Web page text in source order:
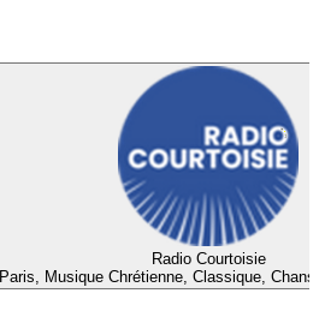
Radio Courtoisie
Paris, Musique Chrétienne, Classique,